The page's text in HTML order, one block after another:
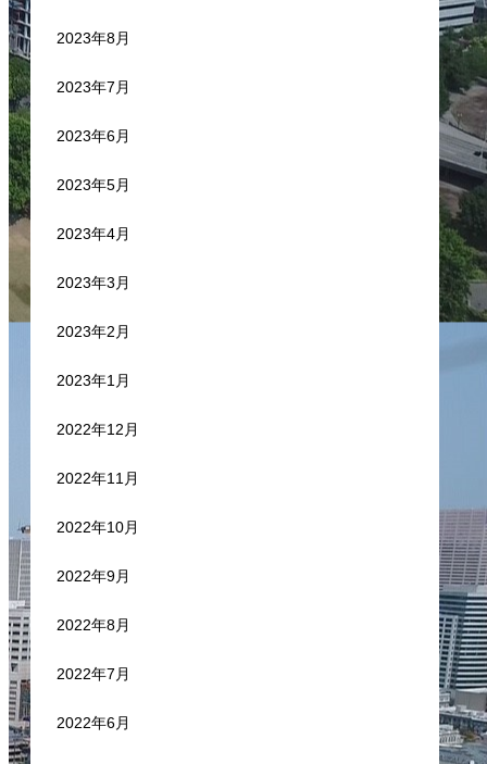
2023年8月
2023年7月
2023年6月
2023年5月
2023年4月
2023年3月
2023年2月
2023年1月
2022年12月
2022年11月
2022年10月
2022年9月
2022年8月
2022年7月
2022年6月